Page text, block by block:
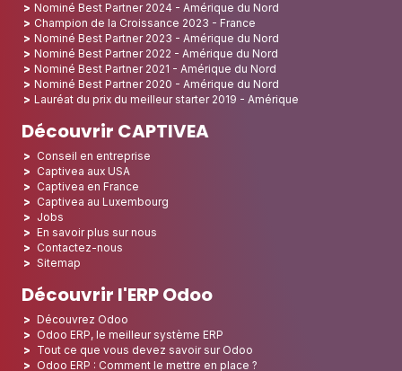
Tous nos consultants peuvent venir travailler sur site, à travers le
monde entier.
Prix et certifications
Certifié Odoo Gold Partner
Certifié Partner Odoo 12, Odoo 13, Odoo 14, Odoo 15, Odoo 16,
Nominé Best Partner 2025 - Europe
Nominé Best Partner 2024 - Europe
Nominé Best Partner 2024 - Amérique du Nord
Champion de la Croissance 2023 - France
Nominé Best Partner 2023 - Amérique du Nord
Nominé Best Partner 2022 - Amérique du Nord
Nominé Best Partner 2021 - Amérique du Nord
Nominé Best Partner 2020 - Amérique du Nord
Lauréat du prix du meilleur starter 2019 - Amérique
Découvrir CAPTIVEA
Conseil en entreprise
Captivea aux USA
Captivea en France